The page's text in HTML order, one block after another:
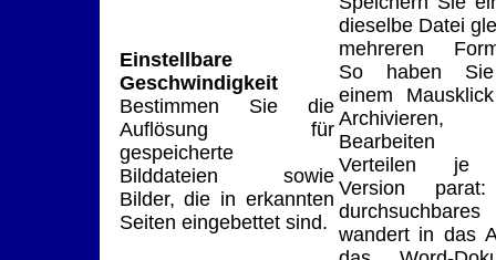
Einstellbare
Geschwindigkeit
Bestimmen Sie die
Auflösung für
gespeicherte
Bilddateien sowie
Bilder, die in erkannten
Seiten eingebettet sind.
dieselbe Datei
mehreren
So haben
einem
Archivieren,
Bearbeiten
Verteilen je
Version
wandert in das